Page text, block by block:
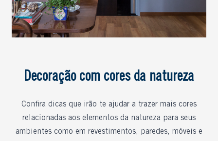
Decoração com cores da natureza
Confira dicas que irão te ajudar a trazer mais cores
relacionadas aos elementos da natureza para seus
ambientes como em revestimentos, paredes, móveis e